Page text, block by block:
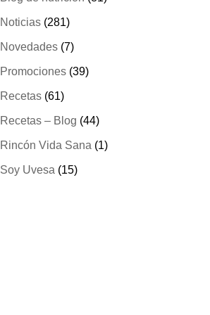
Noticias(281)
Novedades(7)
Promociones(39)
Recetas(61)
Recetas – Blog (44)
Rincón Vida Sana (1)
Soy Uvesa (15)